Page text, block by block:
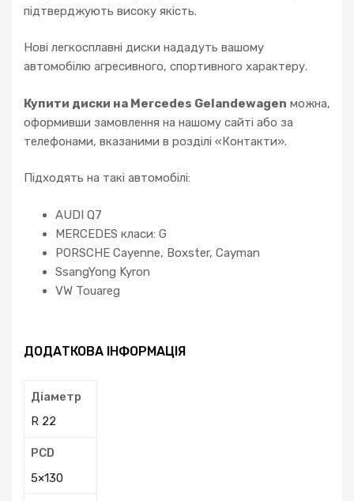
підтверджують високу якість.
Нові легкосплавні диски нададуть вашому
автомобілю агресивного, спортивного характеру.
Купити диски на Mercedes Gelandewagen можна,
оформивши замовлення на нашому сайті або за
телефонами, вказаними в розділі «Контакти».
Підходять на такі автомобілі:
AUDI Q7
MERCEDES класи: G
PORSCHE Cayenne, Boxster, Cayman
SsangYong Kyron
VW Touareg
ДОДАТКОВА ІНФОРМАЦІЯ
Діаметр
R 22
PCD
5×130